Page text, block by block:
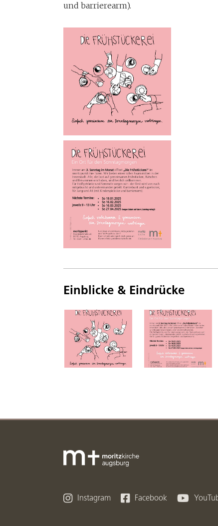
und barrierearm).
Einblicke & Eindrücke
 Instagram  Facebook 